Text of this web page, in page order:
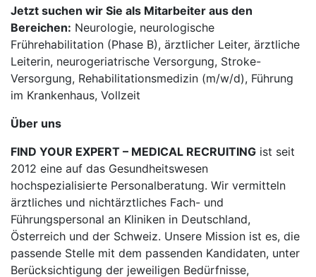
Jetzt suchen wir Sie als Mitarbeiter aus den
Bereichen: Neurologie, neurologische
Frührehabilitation (Phase B), ärztlicher Leiter, ärztliche
Leiterin, neurogeriatrische Versorgung, Stroke-
Versorgung, Rehabilitationsmedizin (m/w/d), Führung
im Krankenhaus, Vollzeit
Über uns
FIND YOUR EXPERT – MEDICAL RECRUITING ist seit
2012 eine auf das Gesundheitswesen
hochspezialisierte Personalberatung. Wir vermitteln
ärztliches und nichtärztliches Fach- und
Führungspersonal an Kliniken in Deutschland,
Österreich und der Schweiz. Unsere Mission ist es, die
passende Stelle mit dem passenden Kandidaten, unter
Berücksichtigung der jeweiligen Bedürfnisse,